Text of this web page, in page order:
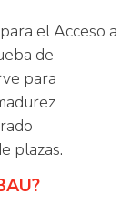
el Acceso a
de
para
plazas.